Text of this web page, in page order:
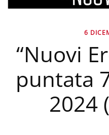
6
“Nuovi
puntata
2024